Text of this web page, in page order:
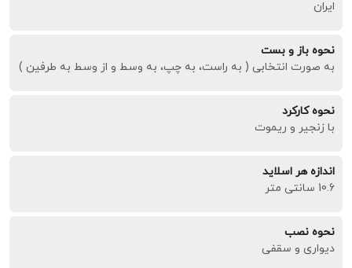
ایران
نحوه باز و بست
به صورت انتخابی ( به راست، به چپ، به وسط و از وسط به طرفین )
نحوه کارکرد
با زنجیر و ریموت
اندازه هر اسلاید
10.6 سانتی متر
نحوه نصب
دیواری و سقفی